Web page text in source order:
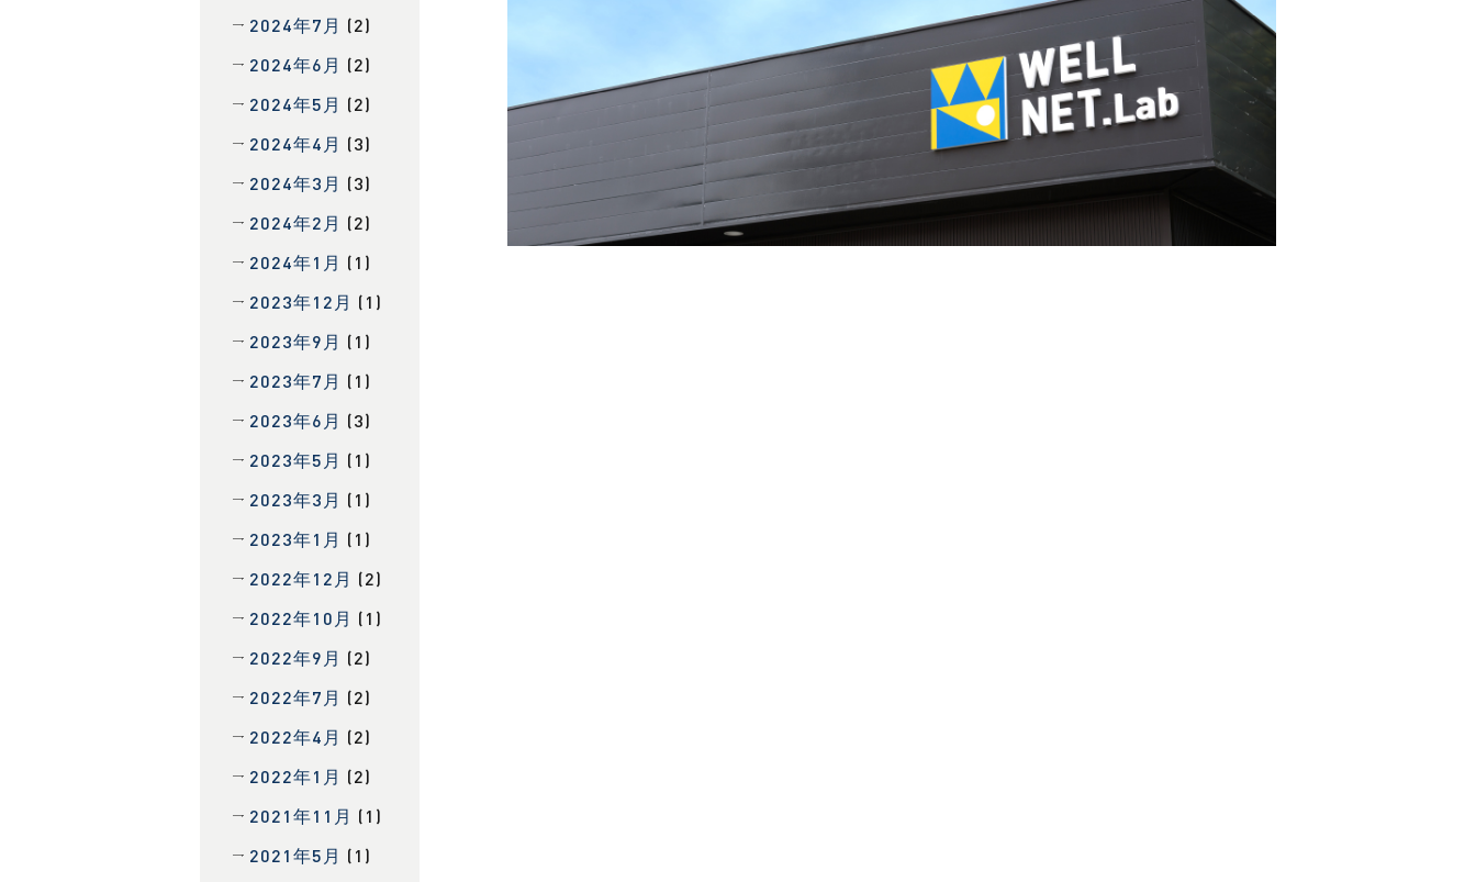
2024年7月 (2)
2024年6月 (2)
2024年5月 (2)
2024年4月 (3)
2024年3月 (3)
2024年2月 (2)
2024年1月 (1)
2023年12月 (1)
2023年9月 (1)
2023年7月 (1)
2023年6月 (3)
2023年5月 (1)
2023年3月 (1)
2023年1月 (1)
2022年12月 (2)
2022年10月 (1)
2022年9月 (2)
2022年7月 (2)
2022年4月 (2)
2022年1月 (2)
2021年11月 (1)
2021年5月 (1)